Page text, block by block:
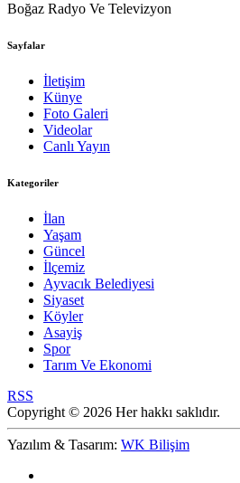
Boğaz Radyo Ve Televizyon
Sayfalar
İletişim
Künye
Foto Galeri
Videolar
Canlı Yayın
Kategoriler
İlan
Yaşam
Güncel
İlçemiz
Ayvacık Belediyesi
Siyaset
Köyler
Asayiş
Spor
Tarım Ve Ekonomi
RSS
Copyright © 2026 Her hakkı saklıdır.
Yazılım & Tasarım: WK Bilişim